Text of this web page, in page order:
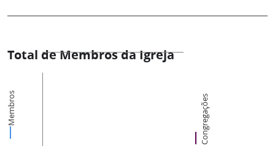
Total de Membros da Igreja
Membros Congregações